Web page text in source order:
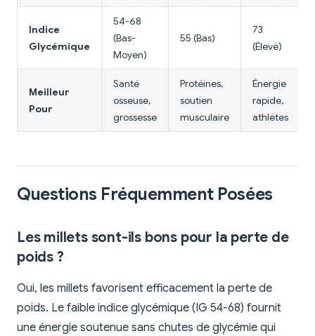
Indice
Glycémique
54-68
(Bas-
Moyen)
55 (Bas)
73
(Élevé)
Meilleur
Pour
Santé
osseuse,
grossesse
Protéines,
soutien
musculaire
Énergie
rapide,
athlètes
Questions Fréquemment Posées
Les millets sont-ils bons pour la perte de
poids ?
Oui, les millets favorisent efficacement la perte de
poids. Le faible indice glycémique (IG 54-68) fournit
une énergie soutenue sans chutes de glycémie qui